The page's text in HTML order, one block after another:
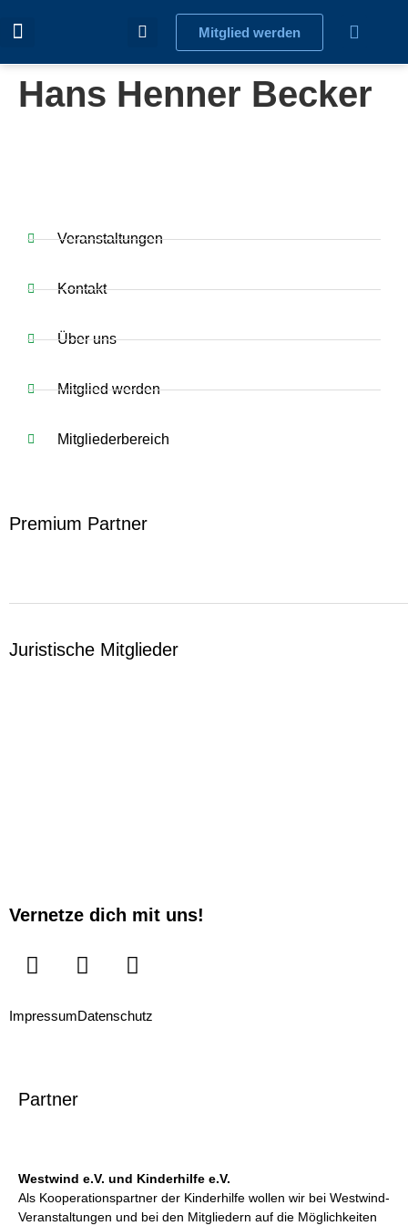
Mitglied werden
Hans Henner Becker
Veranstaltungen
Kontakt
Über uns
Mitglied werden
Mitgliederbereich
Premium Partner
Juristische Mitglieder
Vernetze dich mit uns!
ImpressumDatenschutz
Partner
Westwind e.V. und Kinderhilfe e.V.
Als Kooperationspartner der Kinderhilfe wollen wir bei Westwind-
Veranstaltungen und bei den Mitgliedern auf die Möglichkeiten